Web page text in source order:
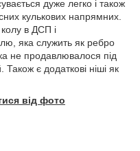
дуже легко і також
кулькових напрямних.
в ДСП і
яка служить як ребро
не продавлювалося під
є додаткові ніші як
від фото